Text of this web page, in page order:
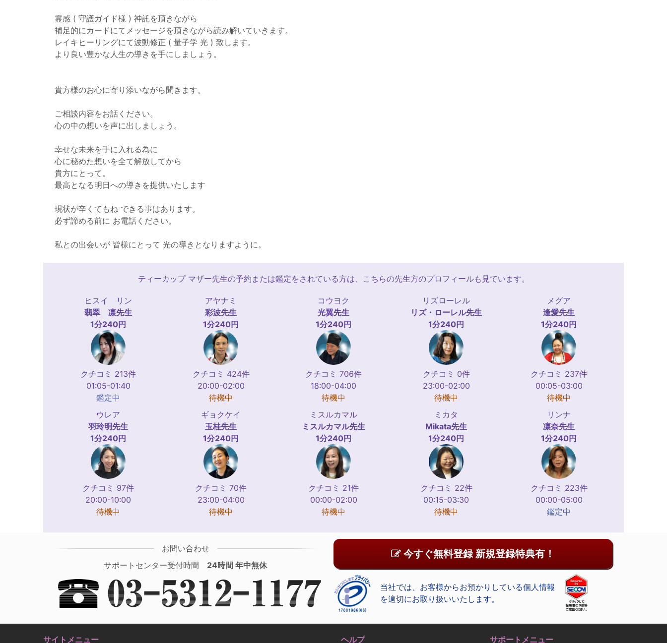
霊感 ( 守護ガイド様 ) 神託を頂きながら
補足的にカードにてメッセージを頂きながら読み解いていきます。
レイキヒーリングにて波動修正 ( 量子学 光 ) 致します。
より良い豊かな人生の導きを手にしましょう。
貴方様のお心に寄り添いながら聞きます。
ご相談内容をお話ください。
心の中の想いを声に出しましょう。
幸せな未来を手に入れる為に
心に秘めた想いを全て解放してから
貴方にとって。
最高となる明日への導きを提供いたします
現状が辛くてもね できる事はあります。
必ず諦める前に お電話ください。
私との出会いが 皆様にとって 光の導きとなりますように。
ティーカップ マザー先生の予約または鑑定をされている方は、こちらの先生方のプロフィールも見ています。
ヒスイ リン
翡翠 凛先生
1分240円
クチコミ 213件
01:05-01:40
鑑定中
アヤナミ
彩波先生
1分240円
クチコミ 424件
20:00-02:00
待機中
コウヨク
光翼先生
1分240円
クチコミ 706件
18:00-04:00
待機中
リズローレル
リズ・ローレル先生
1分240円
クチコミ 0件
23:00-02:00
待機中
メグア
逢愛先生
1分240円
クチコミ 237件
00:05-03:00
待機中
ウレア
羽玲明先生
1分240円
クチコミ 97件
20:00-10:00
待機中
ギョクケイ
玉桂先生
1分240円
クチコミ 70件
23:00-04:00
待機中
ミスルカマル
ミスルカマル先生
1分240円
クチコミ 21件
00:00-02:00
待機中
ミカタ
Mikata先生
1分240円
クチコミ 22件
00:15-03:30
待機中
リンナ
凛奈先生
1分240円
クチコミ 223件
00:00-05:00
鑑定中
お問い合わせ
サポートセンター受付時間 24時間 年中無休
今すぐ無料登録 新規登録特典有！
当社では、お客様からお預かりしている個人情報
を適切にお取り扱いいたします。
サイトメニュー ヘルプ サポートメニュー